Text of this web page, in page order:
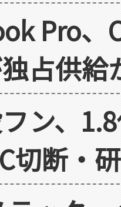
Pro
占供給
ン、
切断・